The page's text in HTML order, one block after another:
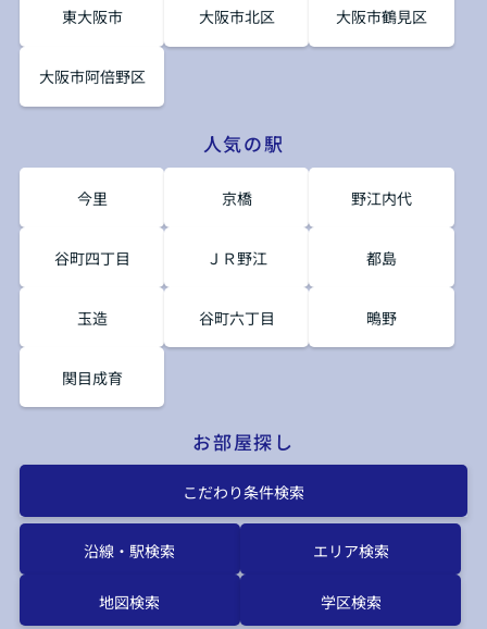
東大阪市 大阪市北区 大阪市鶴見区
大阪市阿倍野区
人気の駅
今里 京橋 野江内代
谷町四丁目 ＪＲ野江 都島
玉造 谷町六丁目 鴫野
関目成育
お部屋探し
こだわり条件検索
沿線・駅検索 エリア検索
地図検索 学区検索